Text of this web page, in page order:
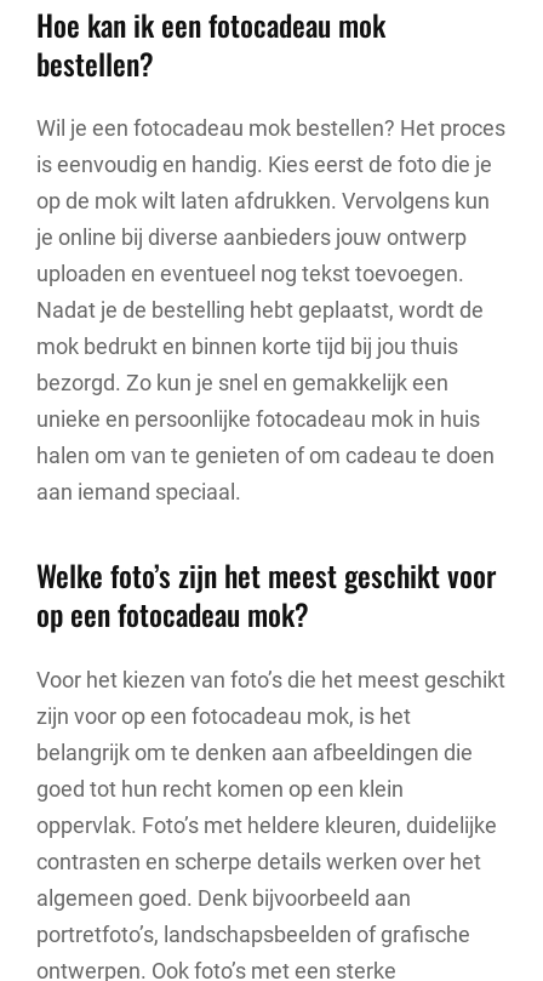
Hoe kan ik een fotocadeau mok
bestellen?
Wil je een fotocadeau mok bestellen? Het proces
is eenvoudig en handig. Kies eerst de foto die je
op de mok wilt laten afdrukken. Vervolgens kun
je online bij diverse aanbieders jouw ontwerp
uploaden en eventueel nog tekst toevoegen.
Nadat je de bestelling hebt geplaatst, wordt de
mok bedrukt en binnen korte tijd bij jou thuis
bezorgd. Zo kun je snel en gemakkelijk een
unieke en persoonlijke fotocadeau mok in huis
halen om van te genieten of om cadeau te doen
aan iemand speciaal.
Welke foto’s zijn het meest geschikt voor
op een fotocadeau mok?
Voor het kiezen van foto’s die het meest geschikt
zijn voor op een fotocadeau mok, is het
belangrijk om te denken aan afbeeldingen die
goed tot hun recht komen op een klein
oppervlak. Foto’s met heldere kleuren, duidelijke
contrasten en scherpe details werken over het
algemeen goed. Denk bijvoorbeeld aan
portretfoto’s, landschapsbeelden of grafische
ontwerpen. Ook foto’s met een sterke